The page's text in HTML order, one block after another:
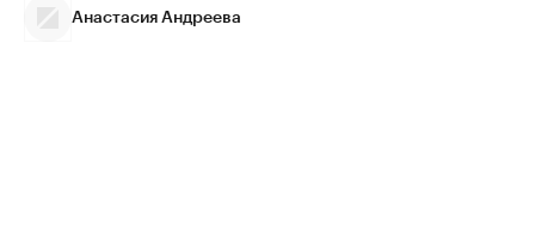
Анастасия Андреева